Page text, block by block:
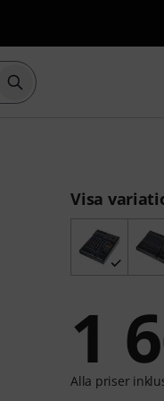
Börja sökningen med
Visa
1
Alla priser